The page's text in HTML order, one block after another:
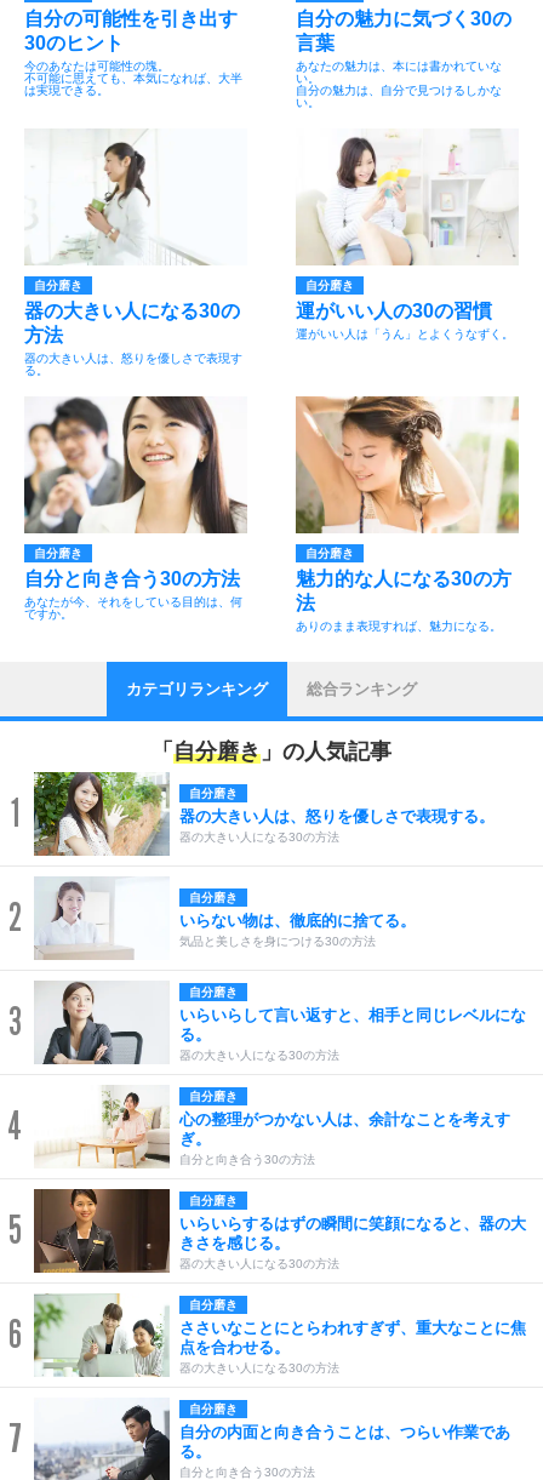
自分の可能性を引き出す
30のヒント
今のあなたは可能性の塊。
不可能に思えても、本気になれば、大半
は実現できる。
自分の魅力に気づく30の
言葉
あなたの魅力は、本には書かれていな
い。
自分の魅力は、自分で見つけるしかな
い。
自分磨き
器の大きい人になる30の
方法
器の大きい人は、怒りを優しさで表現す
る。
自分磨き
運がいい人の30の習慣
運がいい人は「うん」とよくうなずく。
自分磨き
自分と向き合う30の方法
あなたが今、それをしている目的は、何
ですか。
自分磨き
魅力的な人になる30の方
法
ありのまま表現すれば、魅力になる。
カテゴリランキング 総合ランキング
「 自分磨き 」の人気記事
1 自分磨き
器の大きい人は、怒りを優しさで表現する。
器の大きい人になる30の方法
2 自分磨き
いらない物は、徹底的に捨てる。
気品と美しさを身につける30の方法
3
自分磨き
いらいらして言い返すと、相手と同じレベルにな
る。
器の大きい人になる30の方法
4
自分磨き
心の整理がつかない人は、余計なことを考えす
ぎ。
自分と向き合う30の方法
5
自分磨き
いらいらするはずの瞬間に笑顔になると、器の大
きさを感じる。
器の大きい人になる30の方法
6
自分磨き
ささいなことにとらわれすぎず、重大なことに焦
点を合わせる。
器の大きい人になる30の方法
7
自分磨き
自分の内面と向き合うことは、つらい作業であ
る。
自分と向き合う30の方法